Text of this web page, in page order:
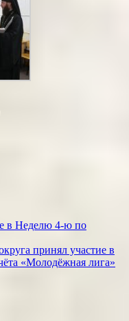
в Неделю 4-ю по
принял участие в
«Молодёжная лига»